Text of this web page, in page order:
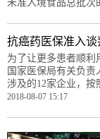
未准入境食品总批次
抗癌药医保准入谈
为了让更多患者顺利
国家医保局有关负
涉及的12家企业，按
2018-08-07 15:17